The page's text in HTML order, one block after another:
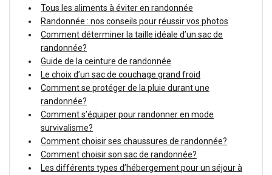
Tous les aliments à éviter en randonnée
Randonnée : nos conseils pour réussir vos photos
Comment déterminer la taille idéale d’un sac de
randonnée?
Guide de la ceinture de randonnée
Le choix d’un sac de couchage grand froid
Comment se protéger de la pluie durant une
randonnée?
Comment s’équiper pour randonner en mode
survivalisme?
Comment choisir ses chaussures de randonnée?
Comment choisir son sac de randonnée?
Les différents types d’hébergement pour un séjour à